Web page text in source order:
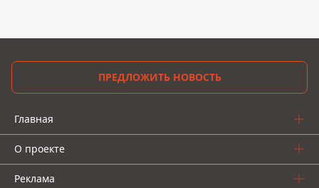
ПРЕДЛОЖИТЬ НОВОСТЬ
Главная
О проекте
Реклама